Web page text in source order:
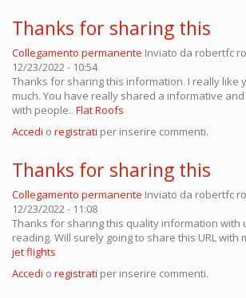
Thanks for sharing this
Collegamento permanente Inviato da robertfc
12/23/2022 - 10:54
Thanks for sharing this information. I really like
much. You have really shared a informative
with people.. Flat Roofs
Accedi o registrati per inserire commenti.
Thanks for sharing this
Collegamento permanente Inviato da robertfc
12/23/2022 - 11:08
Thanks for sharing this quality information with
reading. Will surely going to share this URL with
jet flights
Accedi o registrati per inserire commenti.